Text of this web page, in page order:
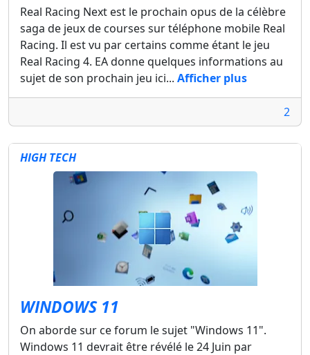
Real Racing Next est le prochain opus de la célèbre
saga de jeux de courses sur téléphone mobile Real
Racing. Il est vu par certains comme étant le jeu
Real Racing 4. EA donne quelques informations au
sujet de son prochain jeu ici... Afficher plus
2
HIGH TECH
WINDOWS 11
On aborde sur ce forum le sujet "Windows 11".
Windows 11 devrait être révélé le 24 Juin par